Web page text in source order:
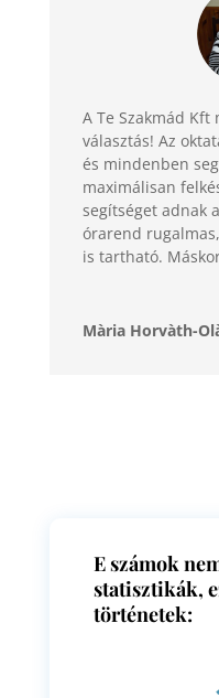
A Te Szakmád
választás! Az
és mindenben
maximálisan
segítséget adnak
órarend
is tartható.
Mària Horvàth-
E számok
statisztikák,
történetek: